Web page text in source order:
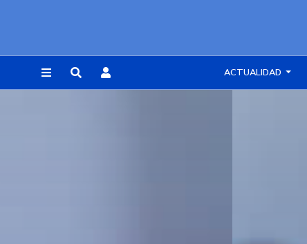
ACTUALIDAD